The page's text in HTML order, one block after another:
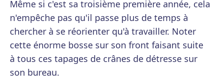
Même si c'est sa troisième première année, cela
n'empêche pas qu'il passe plus de temps à
chercher à se réorienter qu'à travailler. Noter
cette énorme bosse sur son front faisant suite
à tous ces tapages de crânes de détresse sur
son bureau.